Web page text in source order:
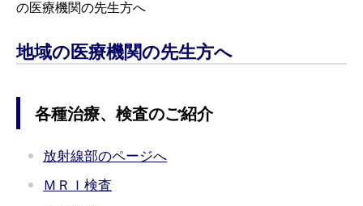
の医療機関の先生方へ
地域の医療機関の先生方へ
各種治療、検査のご紹介
放射線部のページへ
ＭＲＩ検査